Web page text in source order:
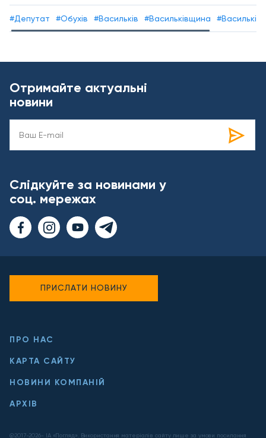
#Депутат #Обухів #Васильків #Васильківщина
Отримайте актуальні
новини
Слідкуйте за новинами у
соц. мережах
ПРО НАС
КАРТА САЙТУ
НОВИНИ КОМПАНІЙ
АРХІВ
@2017-2026- ІА «Погляд». Використання матеріалів сайту лише за умови посилання
ПРИСЛАТИ НОВИНУ